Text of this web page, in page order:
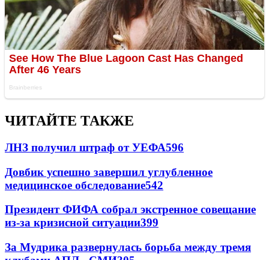
ЧИТАЙТЕ ТАКЖЕ
ЛНЗ получил штраф от УЕФА596
Довбик успешно завершил углубленное
медицинское обследование542
Президент ФИФА собрал экстренное совещание
из-за кризисной ситуации399
За Мудрика развернулась борьба между тремя